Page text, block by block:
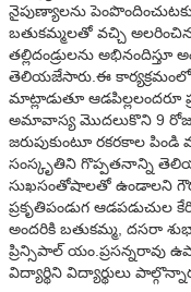
నైపుణ్యాలను
బతుకమ్మలతో వచ్చి
తల్లిదండ్రులను అభినందిస్తూ
తెలియజేసారు.ఈ కార్యక్రమంలో
మాట్లాడుతూ
అమావాస్య మొదలుకొని 9
జరుపుకుంటూ రకరకాల
సంస్కృతిని గొప్పతనాన్ని
సుఖసంతోషాలతో ఉండాలని
ప్రకృతిపండుగ ఆడపడుచుల
అందరికి బతుకమ్మ, దసరా
ప్రిన్సిపాల్‌
విద్యార్థిని విద్యార్థులు